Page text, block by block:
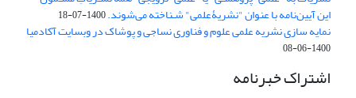
این آیین‌نامه با عنوان "نشریۀعلمی" شـناخته می‌شوند.1400-07-18
نمایه سازی نشریه علمی علوم و فناوری نساجی و پوشاک در وبسایت آکادمیا
1400-06-08
اشتراک خبرنامه